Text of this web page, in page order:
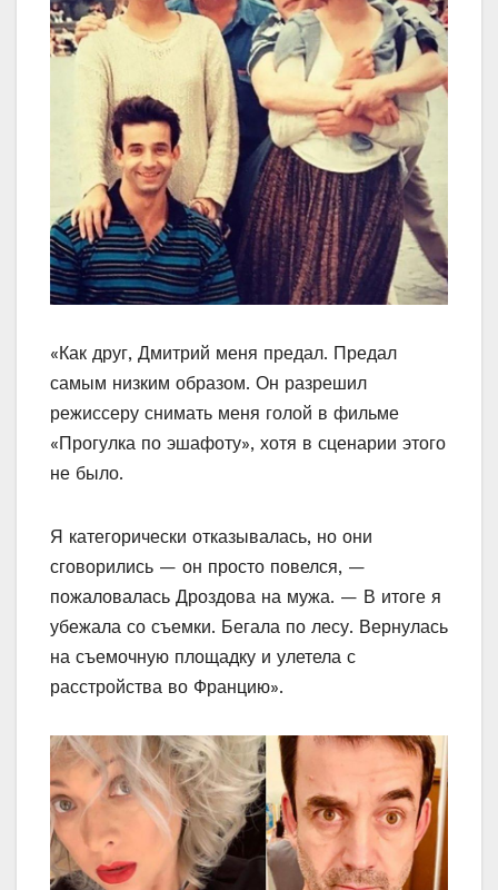
«Как друг, Дмитрий меня предал. Предал
самым низким образом. Он разрешил
режиссеру снимать меня голой в фильме
«Прогулка по эшафоту», хотя в сценарии этого
не было.
Я категорически отказывалась, но они
сговорились — он просто повелся, —
пожаловалась Дроздова на мужа. — В итоге я
убежала со съемки. Бегала по лесу. Вернулась
на съемочную площадку и улетела с
расстройства во Францию».